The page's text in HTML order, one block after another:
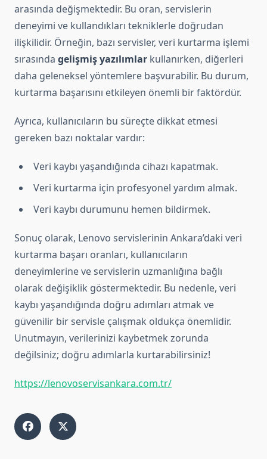
arasında değişmektedir. Bu oran, servislerin
deneyimi ve kullandıkları tekniklerle doğrudan
ilişkilidir. Örneğin, bazı servisler, veri kurtarma işlemi
sırasında gelişmiş yazılımlar kullanırken, diğerleri
daha geleneksel yöntemlere başvurabilir. Bu durum,
kurtarma başarısını etkileyen önemli bir faktördür.
Ayrıca, kullanıcıların bu süreçte dikkat etmesi
gereken bazı noktalar vardır:
Veri kaybı yaşandığında cihazı kapatmak.
Veri kurtarma için profesyonel yardım almak.
Veri kaybı durumunu hemen bildirmek.
Sonuç olarak, Lenovo servislerinin Ankara’daki veri
kurtarma başarı oranları, kullanıcıların
deneyimlerine ve servislerin uzmanlığına bağlı
olarak değişiklik göstermektedir. Bu nedenle, veri
kaybı yaşandığında doğru adımları atmak ve
güvenilir bir servisle çalışmak oldukça önemlidir.
Unutmayın, verilerinizi kaybetmek zorunda
değilsiniz; doğru adımlarla kurtarabilirsiniz!
https://lenovoservisankara.com.tr/